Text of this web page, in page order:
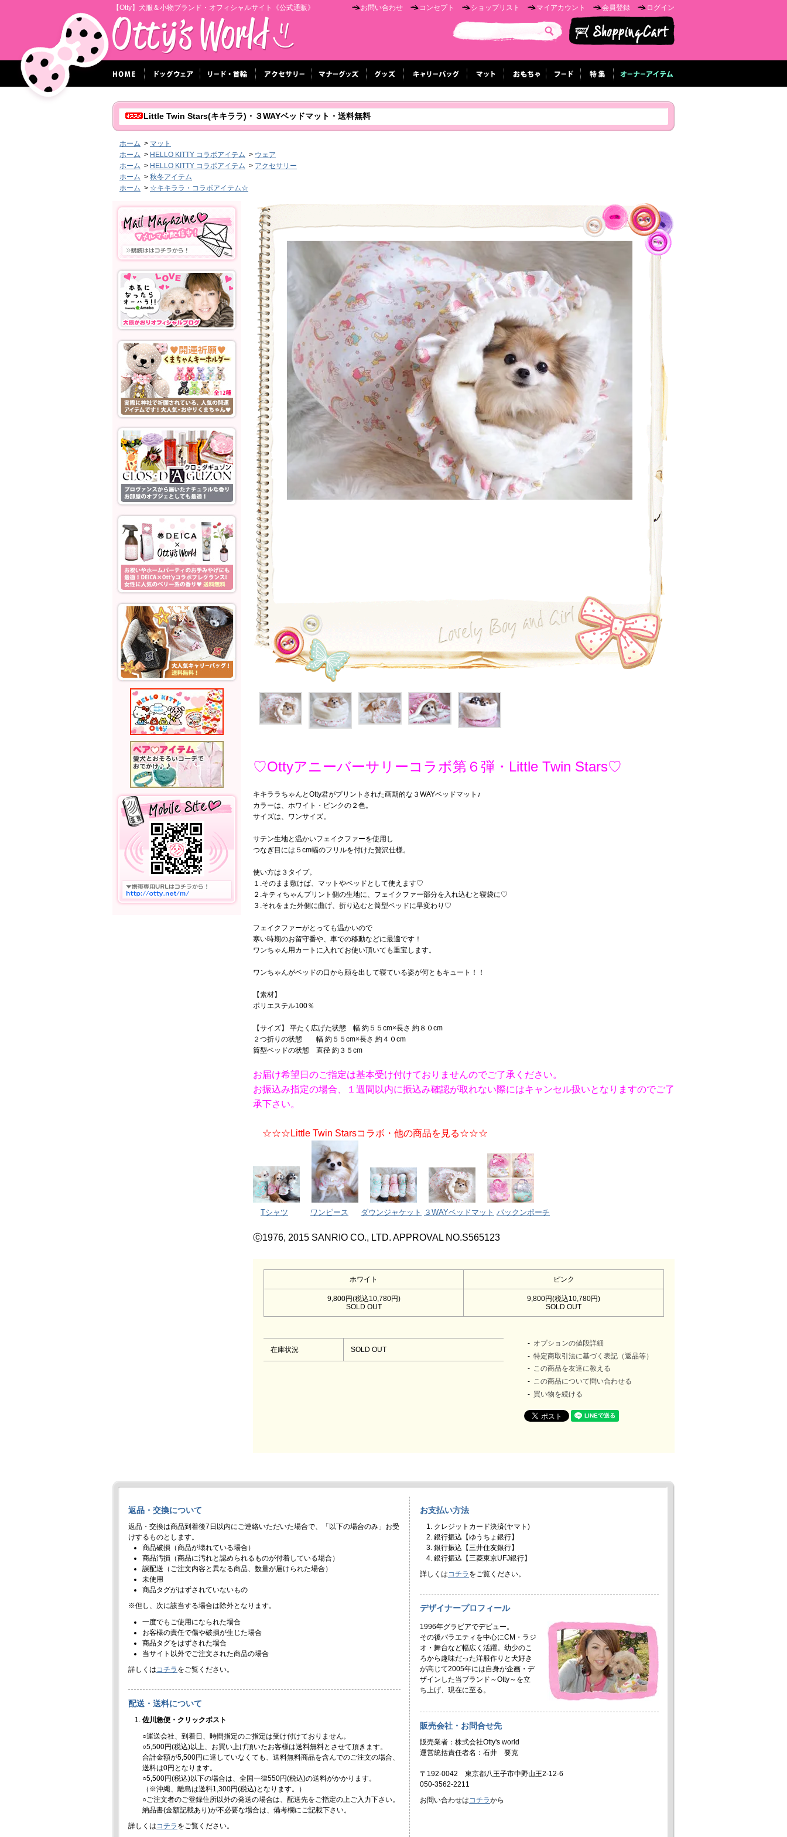
【Otty】犬服＆小物ブランド・オフィシャルサイト《公式通販》 ログイン
会員登録
マイアカウント
ショップリスト
コンセプト
お問い合わせ
Little Twin Stars(キキララ)・３WAYベッドマット・送料無料
ホーム > マット
ホーム > HELLO KITTY コラボアイテム > ウェア
ホーム > HELLO KITTY コラボアイテム > アクセサリー
ホーム > 秋冬アイテム
ホーム > ☆キキララ・コラボアイテム☆
♡Ottyアニーバーサリーコラボ第６弾・Little Twin Stars♡
キキララちゃんとOtty君がプリントされた画期的な３WAYベッドマット♪
カラーは、ホワイト・ピンクの２色。
サイズは、ワンサイズ。
サテン生地と温かいフェイクファーを使用し
つなぎ目には５cm幅のフリルを付けた贅沢仕様。
使い方は３タイプ。
１.そのまま敷けば、マットやベッドとして使えます♡
２.キティちゃんプリント側の生地に、フェイクファー部分を入れ込むと寝袋に♡
３.それをまた外側に曲げ、折り込むと筒型ベッドに早変わり♡
フェイクファーがとっても温かいので
寒い時期のお留守番や、車での移動などに最適です！
ワンちゃん用カートに入れてお使い頂いても重宝します。
ワンちゃんがベッドの口から顔を出して寝ている姿が何ともキュート！！
【素材】
ポリエステル100％
【サイズ】 平たく広げた状態 幅 約５５cm×長さ 約８０cm
２つ折りの状態 幅 約５５cm×長さ 約４０cm
筒型ベッドの状態 直径 約３５cm
お届け希望日のご指定は基本受け付けておりませんのでご了承ください。
お振込み指定の場合、１週間以内に振込み確認が取れない際にはキャンセル扱いとなりますのでご了
承下さい。
☆☆☆Little Twin Starsコラボ・他の商品を見る☆☆☆
Tシャツ ワンピース ダウンジャケット ３WAYベッドマット パックンポーチ
ⓒ1976, 2015 SANRIO CO., LTD. APPROVAL NO.S565123
ホワイト ピンク
9,800円(税込10,780円)
SOLD OUT
9,800円(税込10,780円)
SOLD OUT
在庫状況 SOLD OUT
オプションの値段詳細
特定商取引法に基づく表記（返品等）
この商品を友達に教える
この商品について問い合わせる
買い物を続ける
返品・交換について
返品・交換は商品到着後7日以内にご連絡いただいた場合で、「以下の場合のみ」お受
けするものとします。
商品破損（商品が壊れている場合）
商品汚損（商品に汚れと認められるものが付着している場合）
誤配送（ご注文内容と異なる商品、数量が届けられた場合）
未使用
商品タグがはずされていないもの
※但し、次に該当する場合は除外となります。
一度でもご使用になられた場合
お客様の責任で傷や破損が生じた場合
商品タグをはずされた場合
当サイト以外でご注文された商品の場合
詳しくはコチラ をご覧ください。
配送・送料について
佐川急便・クリックポスト
○運送会社、到着日、時間指定のご指定は受け付けておりません。
○5,500円(税込)以上、お買い上げ頂いたお客様は送料無料とさせて頂きます。
合計金額が5,500円に達していなくても、送料無料商品を含んでのご注文の場合、
送料は0円となります。
○5,500円(税込)以下の場合は、全国一律550円(税込)の送料がかかります。
（※沖縄、離島は送料1,300円(税込)となります。）
○ご注文者のご登録住所以外の発送の場合は、配送先をご指定の上ご入力下さい。
納品書(金額記載あり)が不必要な場合は、備考欄にご記載下さい。
詳しくはコチラ をご覧ください。
お支払い方法
クレジットカード決済(ヤマト)
銀行振込【ゆうちょ銀行】
銀行振込【三井住友銀行】
銀行振込【三菱東京UFJ銀行】
詳しくはコチラ をご覧ください。
デザイナープロフィール
1996年グラビアでデビュー。
その後バラエティを中心にCM・ラジ
オ・舞台など幅広く活躍。幼少のこ
ろから趣味だった洋服作りと犬好き
が高じて2005年には自身が企画・デ
ザインした当ブランド～Otty～を立
ち上げ、現在に至る。
販売会社・お問合せ先
販売業者：株式会社Otty's world
運営統括責任者名：石井 要克
〒192-0042 東京都八王子市中野山王2-12-6
050-3562-2211
お問い合わせはコチラから